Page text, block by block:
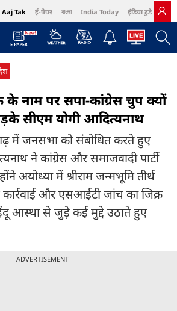
Aaj Tak ई-पेपर বাংলা India Today इंडिया टुडे हिंदी
Cosmopolitan Harper's Bazaar Northeast
के नाम पर सपा-कांग्रेस चुप क्यों
सीएम योगी आदित्यनाथ
में जनसभा को संबोधित करते हुए
ने कांग्रेस और समाजवादी पार्टी
अयोध्या में श्रीराम जन्मभूमि तीर्थ
गई कार्रवाई और एसआईटी जांच का जिक्र
आस्था से जुड़े कई मुद्दे उठाते हुए
ADVERTISEMENT